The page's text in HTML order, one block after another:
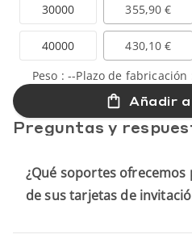
30000
40000
355,90 €
430,10 €
Peso :--Plazo de fabricación
Añadir
Preguntas y
¿Qué soportes
de sus tarjetas de